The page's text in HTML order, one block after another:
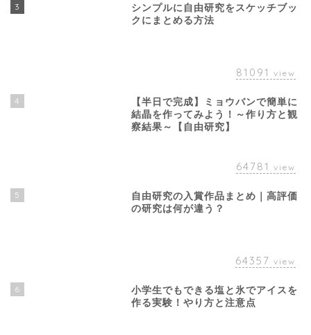
3
シンプルに自由研究をスケッチブッ
クにまとめる方法
81091 view
4
【半日で完成】ミョウバンで簡単に
結晶を作ってみよう！～作り方と観
察結果～【自由研究】
64781 view
5
自由研究の入賞作品まとめ｜高評価
の研究は何が違う？
64357 view
6
小学生でもできる塩と氷でアイスを
作る実験！やり方と注意点